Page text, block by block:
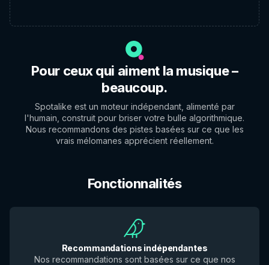
Pour ceux qui aiment la musique –
beaucoup.
Spotalike est un moteur indépendant, alimenté par
l'humain, construit pour briser votre bulle algorithmique.
Nous recommandons des pistes basées sur ce que les
vrais mélomanes apprécient réellement.
Fonctionnalités
Recommandations indépendantes
Nos recommandations sont basées sur ce que nos